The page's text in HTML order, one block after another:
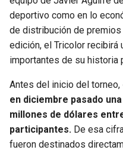
FALCONS
PANTHERS
BUCCANEERS
TRAIL BLAZERS
JAZZ
deportivo como en lo
de distribución de premios
edición, el Tricolor recibirá
importantes de su historia
Antes del inicio del torneo,
en diciembre pasado
millones de dólares
participantes. De esa
fueron destinados